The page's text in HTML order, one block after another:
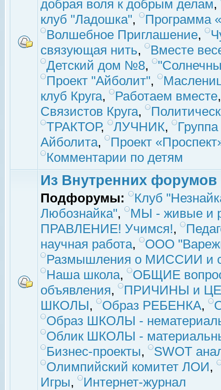
добрая воля к добрым делам,
клуб "Ладошка",
Программа
Волшебное Приглашение,
связующая нить,
Вместе
Детский дом №8,
Проект "Айболит",
клуб Круга, Работаем вместе
Связистов Круга,
ТРАКТОР, ЛУЧНИК,
Айболита,
Проект
Комментарии по детям
Из Внутренних форумов
Подфорумы:
Клуб
Любознайка",
МЫ - живые и
ПРАВЛЕНИЕ! Учимся!,
научная работа,
ООО
Размышления о МИССИИ и
Наша школа,
ОБЩИЕ
объявления,
ПРИЧИНЫ и
ШКОЛЫ, Образ РЕБЕНКА,
Образ ШКОЛЫ -
Облик ШКОЛЫ -
Бизнес-проекты,
SWOT
Олимпийский комитет ЛОИ,
Игры, Интернет-журнал